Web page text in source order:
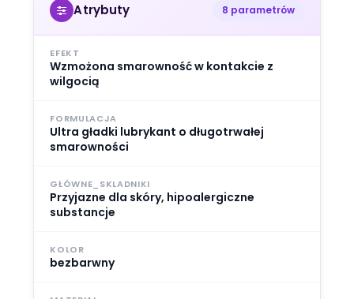
Atrybuty 8 parametrów
EFEKT
Wzmożona smarowność w kontakcie z
wilgocią
FORMULACJA
Ultra gładki lubrykant o długotrwałej
smarowności
GŁÓWNE_SKLADNIKI
Przyjazne dla skóry, hipoalergiczne
substancje
KOLOR
bezbarwny